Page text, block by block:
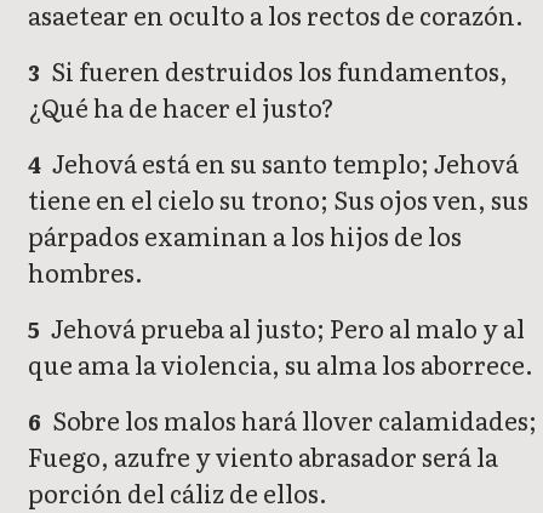
asaetear en oculto a los rectos de corazón.
3 Si fueren destruidos los fundamentos,
¿Qué ha de hacer el justo?
4 Jehová está en su santo templo; Jehová
tiene en el cielo su trono; Sus ojos ven, sus
párpados examinan a los hijos de los
hombres.
5 Jehová prueba al justo; Pero al malo y al
que ama la violencia, su alma los aborrece.
6 Sobre los malos hará llover calamidades;
Fuego, azufre y viento abrasador será la
porción del cáliz de ellos.